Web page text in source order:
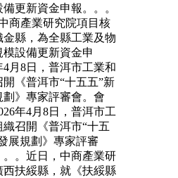
更新資金申報。。。
商產業研究院項目核
縣，為全縣工業及物
設備更新資金申
4月8日，普洱市工業和
《普洱市“十五五”新
》專家評審會。會
年4月8日，普洱市工
召開《普洱市“十五
展規劃》專家評審
。近日，中商產業研
西扶綏縣，就《扶綏縣